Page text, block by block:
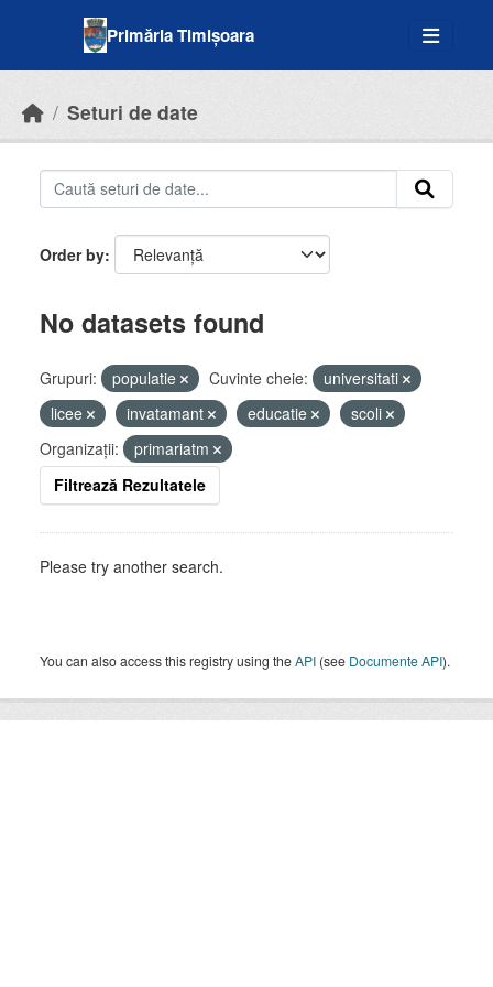
Primăria Timișoara
Seturi de date
Order by
No datasets found
Grupuri: populatie Cuvinte cheie:
universitati
licee
invatamant educatie
scoli
Organizații:
primariatm
Filtrează Rezultatele
Please try another search.
You can also access this registry using theAPI (see Documente API).